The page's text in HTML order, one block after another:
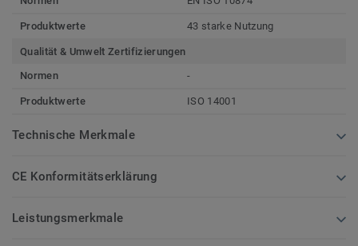
Produktwerte 43 starke Nutzung
Qualität & Umwelt Zertifizierungen
Normen
-
Produktwerte ISO 14001
Technische Merkmale
CE Konformitätserklärung
Leistungsmerkmale